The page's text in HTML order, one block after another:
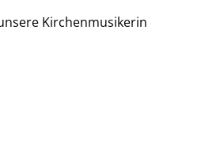
Kirchenmusikerin